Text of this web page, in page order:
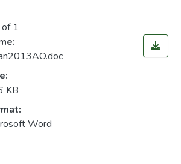
1
KB
Word